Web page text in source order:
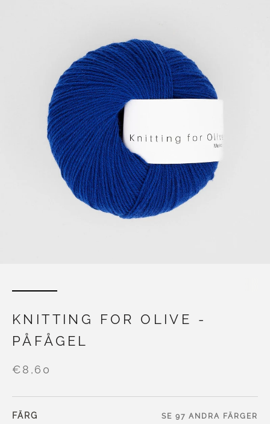
KNITTING FOR OLIVE -
PÅFÅGEL
€8,60
FÄRG SE 97 ANDRA FÄRGER